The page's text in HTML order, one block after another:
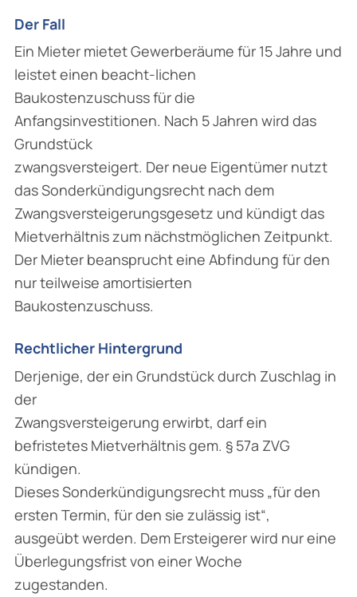
Der Fall
Ein Mieter mietet Gewerberäume für 15 Jahre und
leistet einen beacht-lichen
Baukostenzuschuss für die
Anfangsinvestitionen. Nach 5 Jahren wird das
Grundstück
zwangsversteigert. Der neue Eigentümer nutzt
das Sonderkündigungsrecht nach dem
Zwangsversteigerungsgesetz und kündigt das
Mietverhältnis zum nächstmöglichen Zeitpunkt.
Der Mieter beansprucht eine Abfindung für den
nur teilweise amortisierten
Baukostenzuschuss.
Rechtlicher Hintergrund
Derjenige, der ein Grundstück durch Zuschlag in
der
Zwangsversteigerung erwirbt, darf ein
befristetes Mietverhältnis gem. § 57a ZVG
kündigen.
Dieses Sonderkündigungsrecht muss „für den
ersten Termin, für den sie zulässig ist“,
ausgeübt werden. Dem Ersteigerer wird nur eine
Überlegungsfrist von einer Woche
zugestanden.